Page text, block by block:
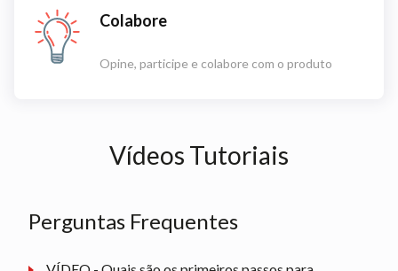
Colabore
Opine, participe e colabore com o produto
Vídeos Tutoriais
Perguntas Frequentes